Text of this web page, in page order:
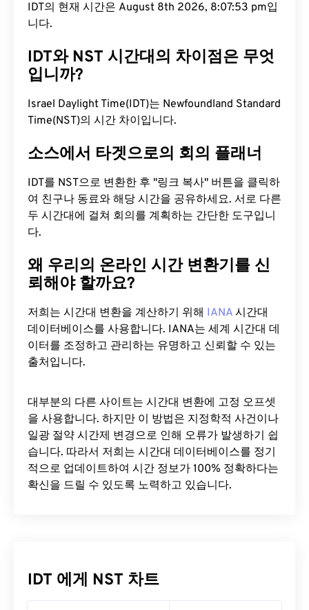
IDT의 현재 시간은 August 8th 2026, 8:07:54 pm입
니다.
IDT와 NST 시간대의 차이점은 무엇
입니까?
Israel Daylight Time(IDT)는 Newfoundland Standard
Time(NST)의 시간 차이입니다.
소스에서 타겟으로의 회의 플래너
IDT를 NST으로 변환한 후 "링크 복사" 버튼을 클릭하
여 친구나 동료와 해당 시간을 공유하세요. 서로 다른
두 시간대에 걸쳐 회의를 계획하는 간단한 도구입니
다.
왜 우리의 온라인 시간 변환기를 신
뢰해야 할까요?
저희는 시간대 변환을 계산하기 위해 IANA 시간대
데이터베이스를 사용합니다. IANA는 세계 시간대 데
이터를 조정하고 관리하는 유명하고 신뢰할 수 있는
출처입니다.
대부분의 다른 사이트는 시간대 변환에 ​​고정 오프셋
을 사용합니다. 하지만 이 방법은 지정학적 사건이나
일광 절약 시간제 변경으로 인해 오류가 발생하기 쉽
습니다. 따라서 저희는 시간대 데이터베이스를 정기
적으로 업데이트하여 시간 정보가 100% 정확하다는
확신을 드릴 수 있도록 노력하고 있습니다.
IDT 에게 NST 차트